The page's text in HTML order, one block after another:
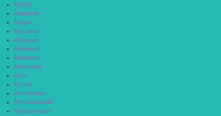
Аргун
Ардатов
Ардон
Арзамас
Аркадак
Армавир
Армянск
Арсеньев
Арск
Артём
Артёмовск
Артёмовский
Архангельск